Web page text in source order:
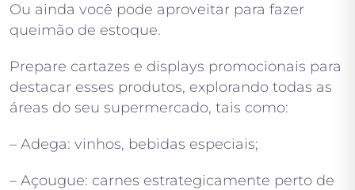
Ou ainda você pode aproveitar para fazer
queimão de estoque.
Prepare cartazes e displays promocionais para
destacar esses produtos, explorando todas as
áreas do seu supermercado, tais como:
– Adega: vinhos, bebidas especiais;
– Açougue: carnes estrategicamente perto de